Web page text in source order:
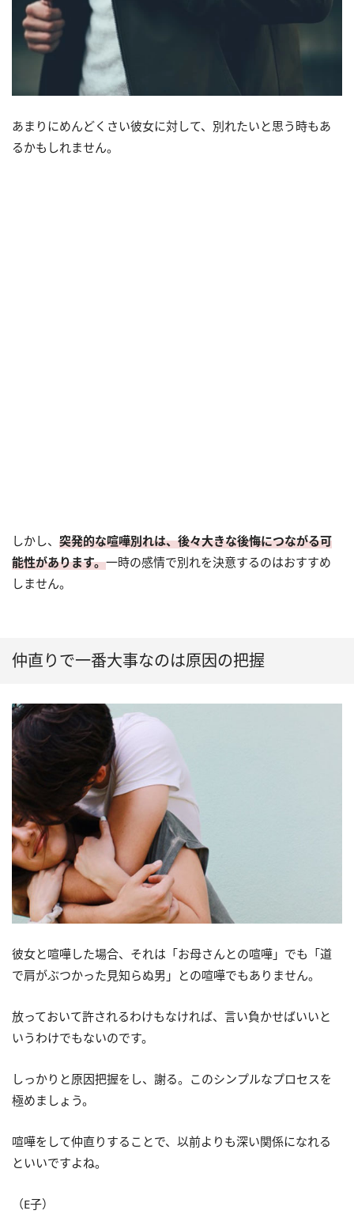
あまりにめんどくさい彼女に対して、別れたいと思う時もあ
るかもしれません。
しかし、 突発的な喧嘩別れは、後々大きな後悔につながる可
能性があります。一時の感情で別れを決意するのはおすすめ
しません。
仲直りで一番大事なのは原因の把握
彼女と喧嘩した場合、それは「お母さんとの喧嘩」でも「道
で肩がぶつかった見知らぬ男」との喧嘩でもありません。
放っておいて許されるわけもなければ、言い負かせばいいと
いうわけでもないのです。
しっかりと原因把握をし、謝る。このシンプルなプロセスを
極めましょう。
喧嘩をして仲直りすることで、以前よりも深い関係になれる
といいですよね。
（E子）